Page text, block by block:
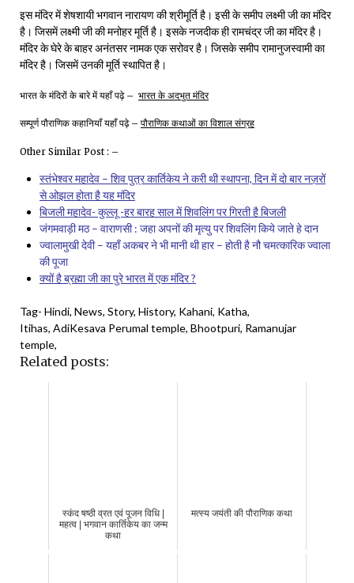
इस मंदिर में शेषशायी भगवान नारायण की श्रीमूर्ति है। इसी के समीप लक्ष्मी जी का मंदिर
है। जिसमें लक्ष्मी जी की मनोहर मूर्ति है। इसके नजदीक ही रामचंद्र जी का मंदिर है।
मंदिर के घेरे के बाहर अनंतसर नामक एक सरोवर है। जिसके समीप रामानुजस्वामी का
मंदिर है। जिसमें उनकी मूर्ति स्थापित है।
भारत के मंदिरों के बारे में यहाँ पढ़े – भारत के अदभुत मंदिर
सम्पूर्ण पौराणिक कहानियाँ यहाँ पढ़े – पौराणिक कथाओं का विशाल संग्रह
Other Similar Post : –
स्तंभेश्वर महादेव – शिव पुत्र कार्तिकेय ने करी थी स्थापना, दिन में दो बार नज़रों
से ओझल होता है यह मंदिर
बिजली महादेव- कुल्लू -हर बारह साल में शिवलिंग पर गिरती है बिजली
जंगमवाड़ी मठ – वाराणसी : जहा अपनों की मृत्यु पर शिवलिंग किये जाते हे दान
ज्वालामुखी देवी – यहाँ अकबर ने भी मानी थी हार – होती है नौ चमत्कारिक ज्वाला
की पूजा
क्यों है ब्रह्मा जी का पुरे भारत में एक मंदिर ?
Tag- Hindi, News, Story, History, Kahani, Katha,
Itihas, AdiKesava Perumal temple, Bhootpuri, Ramanujar
temple,
Related posts:
स्कंद षष्ठी व्रत एवं पूजन विधि |
महत्व | भगवान कार्तिकेय का जन्म
कथा
मत्स्य जयंती की पौराणिक कथा